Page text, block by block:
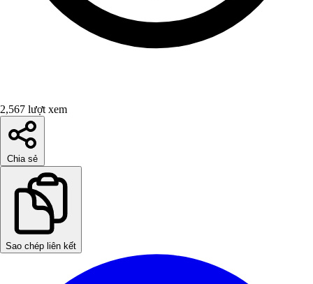
2,567 lượt xem
Chia sẻ
Sao chép liên kết